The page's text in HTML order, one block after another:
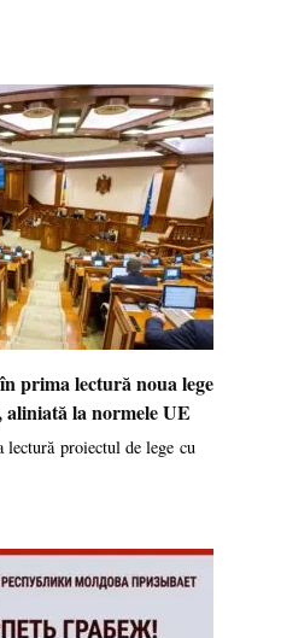
prima lectură noua lege
la normele UE
lectură proiectul de lege cu